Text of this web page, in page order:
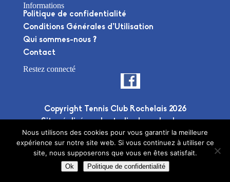
Informations
Politique de confidentialité
Conditions Générales d’Utilisation
Qui sommes-nous ?
Contact
Restez connecté
Copyright Tennis Club Rochelais 2026
Site réalisé par lestudio deuxplusdeux
Nous utilisons des cookies pour vous garantir la meilleure
expérience sur notre site web. Si vous continuez à utiliser ce
site, nous supposerons que vous en êtes satisfait.
Ok Politique de confidentialité